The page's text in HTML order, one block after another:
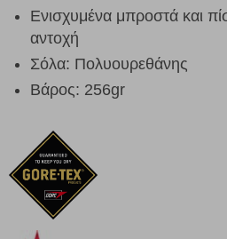
Ενισχυμένα μπροστά και
αντοχή
Σόλα: Πολυουρεθάνης
Βάρος: 256gr